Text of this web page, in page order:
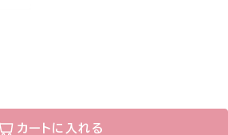
カートに入れる